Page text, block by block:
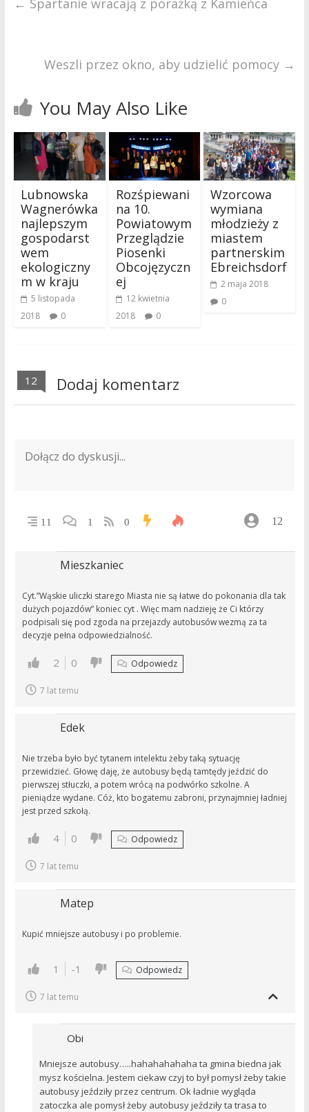
← Spartanie wracają z porażką z Kamieńca
Weszli przez okno, aby udzielić pomocy →
You May Also Like
Lubnowska
Wagnerówka
najlepszym
gospodarst
wem
ekologiczny
m w kraju
5 listopada
2018
0
Rozśpiewani
na 10.
Powiatowym
Przeglądzie
Piosenki
Obcojęzyczn
ej
12 kwietnia
2018
0
Wzorcowa
wymiana
młodzieży z
miastem
partnerskim
Ebreichsdorf
2 maja 2018
0
12 Dodaj komentarz
11 1 0 12
Mieszkaniec
Cyt.”Wąskie uliczki starego Miasta nie są łatwe do pokonania dla tak
dużych pojazdów” koniec cyt . Więc mam nadzieję że Ci którzy
podpisali się pod zgoda na przejazdy autobusów wezmą za ta
decyzje pełna odpowiedzialność.
2 0 Odpowiedz
7 lat temu
Edek
Nie trzeba było być tytanem intelektu żeby taką sytuację
przewidzieć. Głowę daję, że autobusy będą tamtędy jeździć do
pierwszej stłuczki, a potem wrócą na podwórko szkolne. A
pieniądze wydane. Cóż, kto bogatemu zabroni, przynajmniej ładniej
jest przed szkołą.
4 0 Odpowiedz
7 lat temu
Matep
Kupić mniejsze autobusy i po problemie.
1 -1 Odpowiedz
7 lat temu
Obi
Mniejsze autobusy…..hahahahahaha ta gmina biedna jak
mysz kościelna. Jestem ciekaw czyj to był pomysł żeby takie
autobusy jeździły przez centrum. Ok ładnie wygląda
zatoczka ale pomysł żeby autobusy jeździły ta trasa to